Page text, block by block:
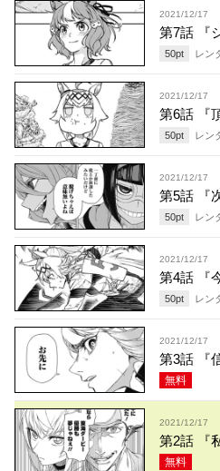
2021/12/17
第7話 『
50pt レン
2021/12/17
第6話 『
50pt レン
2021/12/17
第5話 『
50pt レン
2021/12/17
第4話 『
50pt レン
2021/12/17
第3話 『
無料
2021/12/17
第2話 『
無料